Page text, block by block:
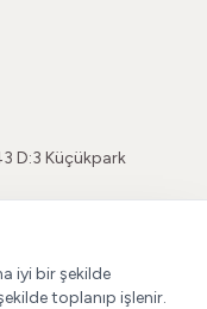
D:3 Küçükpark
iyi bir şekilde
toplanıp işlenir.